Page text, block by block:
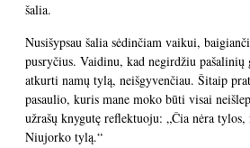
šalia.
Nusišypsau šalia sėdinčiam vaikui,
pusryčius. Vaidinu, kad negirdžiu pašalinių
atkurti namų tylą, neišgyvenčiau. Šitaip
pasaulio, kuris mane moko būti visai
užrašų knygutę reflektuoju: „Čia nėra tylos,
Niujorko tylą.“